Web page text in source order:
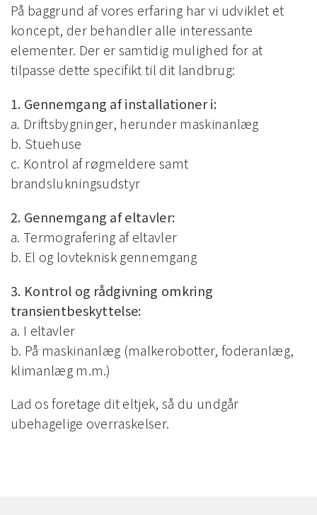
På baggrund af vores erfaring har vi udviklet et
koncept, der behandler alle interessante
elementer. Der er samtidig mulighed for at
tilpasse dette specifikt til dit landbrug:
1. Gennemgang af installationer i:
a. Driftsbygninger, herunder maskinanlæg
b. Stuehuse
c. Kontrol af røgmeldere samt
brandslukningsudstyr
2. Gennemgang af eltavler:
a. Termografering af eltavler
b. El og lovteknisk gennemgang
3. Kontrol og rådgivning omkring
transientbeskyttelse:
a. I eltavler
b. På maskinanlæg (malkerobotter, foderanlæg,
klimanlæg m.m.)
Lad os foretage dit eltjek, så du undgår
ubehagelige overraskelser.